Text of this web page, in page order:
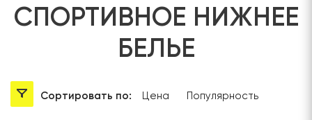
СПОРТИВНОЕ НИЖНЕЕ
БЕЛЬЕ
Сортировать по: Цена Популярность